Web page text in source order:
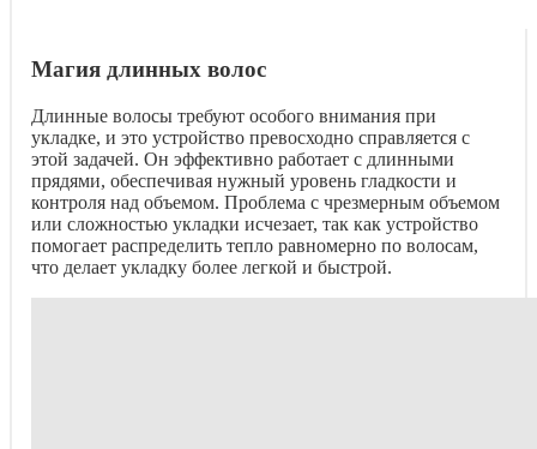
Магия длинных волос
Длинные волосы требуют особого внимания при
укладке, и это устройство превосходно справляется с
этой задачей. Он эффективно работает с длинными
прядями, обеспечивая нужный уровень гладкости и
контроля над объемом. Проблема с чрезмерным объемом
или сложностью укладки исчезает, так как устройство
помогает распределить тепло равномерно по волосам,
что делает укладку более легкой и быстрой.